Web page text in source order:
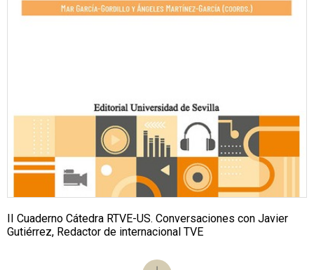
II Cuaderno Cátedra RTVE-US. Conversaciones con Javier
Gutiérrez, Redactor de internacional TVE